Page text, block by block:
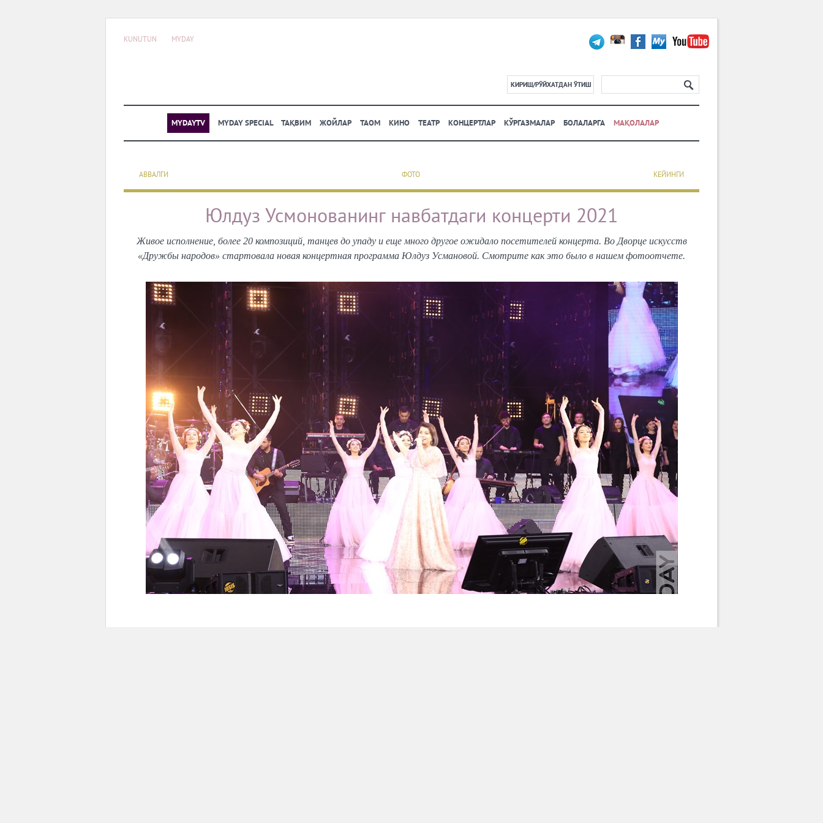
KUNUTUN MYDAY
КИРИШ/РЎЙХАТДАН ЎТИШ
MYDAYTV MYDAY SPECIAL ТАҚВИМ ЖОЙЛАР ТАОМ КИНО ТЕАТР КОНЦЕРТЛАР КЎРГАЗМАЛАР БОЛАЛАРГА МАҚОЛАЛАР
ФОТО
АВВАЛГИ КЕЙИНГИ
Юлдуз Усмонованинг навбатдаги концерти 2021
Живое исполнение, более 20 композиций, танцев до упаду и еще много другое ожидало посетителей концерта. Во Дворце искусств
«Дружбы народов» стартовала новая концертная программа Юлдуз Усмановой. Смотрите как это было в нашем фотоотчете.